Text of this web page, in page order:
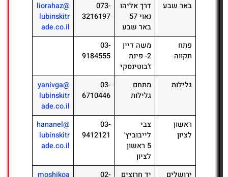
באר שבע
דרך אליהו
נאוי 57
באר שבע
073-
3216197
liorahaz@
lubinskitr
ade.co.il
פתח
תקווה
משה דיין
2- פינת
ז'בוטינסקי
03-
9184555
גלילות
מתחם
גלילות
03-
6710446
yanivga@
lubinskitr
ade.co.il
ראשון
לציון
צבי
לייבוביץ'
5 ראשון
לציון
03-
9412121
hananel@
lubinskitr
ade.co.il